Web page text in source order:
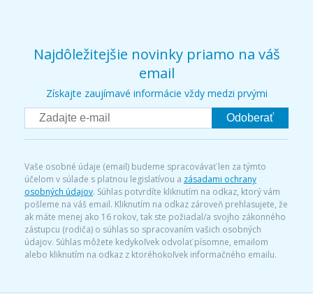
Najdôležitejšie novinky priamo na váš
email
Získajte zaujímavé informácie vždy medzi prvými
Odoberať
Vaše osobné údaje (email) budeme spracovávať len za týmto
účelom v súlade s platnou legislatívou a zásadami ochrany
osobných údajov. Súhlas potvrdíte kliknutím na odkaz, ktorý vám
pošleme na váš email. Kliknutím na odkaz zároveň prehlasujete, že
ak máte menej ako 16 rokov, tak ste požiadal/a svojho zákonného
zástupcu (rodiča) o súhlas so spracovaním vašich osobných
údajov. Súhlas môžete kedykoľvek odvolať písomne, emailom
alebo kliknutím na odkaz z ktoréhokoľvek informačného emailu.